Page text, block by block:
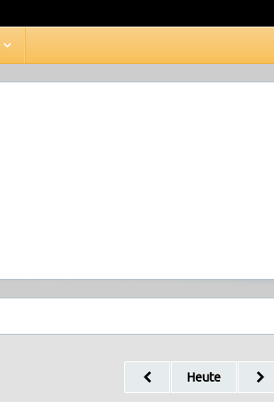
Heute